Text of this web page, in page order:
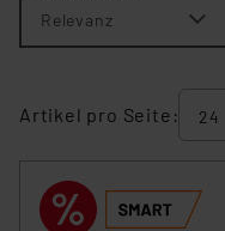
Relevanz
Artikel pro Seite: